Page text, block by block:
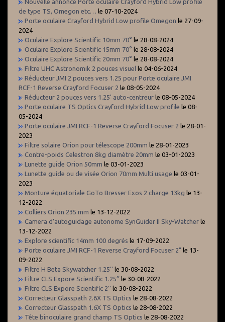
de type TS, Omegon etc…
le 07-10-2024
Porte oculaire Crayford Hybrid Low profile Omegon le 27-09-
2024
Oculaire Explore Scientific 10mm 70° le 28-08-2024
Oculaire Explore Scientific 15mm 70° le 28-08-2024
Oculaire Explore Scientific 20mm 70° le 28-08-2024
Filtre UHC Astronomik 2 pouces visuel le 04-06-2024
Réducteur JMI 2 pouces vers 1.25 pour Porte oculaire JMI
RCF-1 Reverse Crayford Focuser 2 le 08-05-2024
Réducteur 2 pouces vers 1.25' auto-centreur le 08-05-2024
Porte oculaire TS Optics Crayford Hybrid Low profile le 08-
05-2024
Porte oculaire JMI RCF-1 Reverse Crayford Focuser 2 le 28-01-
2023
Filtre solaire Orion pour télescope 200mm le 28-01-2023
Contre-poids Celestron 8kg diamètre 20mm le 03-01-2023
Lunette guide Orion 50mm le 03-01-2023
Lunette guide ou de visée Orion 70mm Multi usage le 03-01-
2023
Monture équatoriale GoTo Bresser Exos 2 charge 13kg le 13-
12-2022
Colliers Orion 235 mm le 13-12-2022
Camera d’autoguidage autonome SynGuider II Sky-Watcher le
13-12-2022
Explore scientific 14mm 100 degrés le 17-09-2022
Porte oculaire JMI RCF-1 Reverse Crayford Focuser 2" le 13-
09-2022
Filtre H Beta Skywatcher 1.25’’ le 30-08-2022
Filtre CLS Expore Scientific 1.25’’ le 30-08-2022
Filtre CLS Expore Scientific 2’’ le 30-08-2022
Correcteur Glasspath 2.6X TS Optics le 28-08-2022
Correcteur Glasspath 1.6X TS Optics le 28-08-2022
Tête binoculaire grand champ TS Optics le 28-08-2022